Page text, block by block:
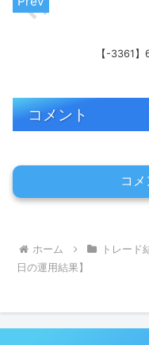
【-3361
コメント
コ
ホーム トレード
日の運用結果】